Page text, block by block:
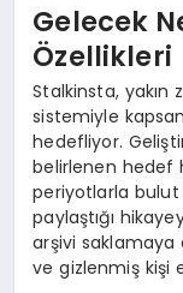
Gelecek
Özellikleri
Stalkinsta,
sistemiyle
hedefliyor.
belirlenen hedef
periyotlarla bulut
paylaştığı
arşivi saklamaya
ve gizlenmiş kişi